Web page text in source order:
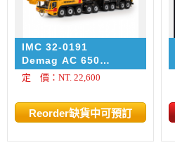
IMC 32-0191
Demag AC 650
Nederhoff
定 價：NT. 22,600